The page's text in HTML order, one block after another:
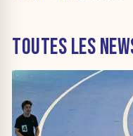
TOUTES LES